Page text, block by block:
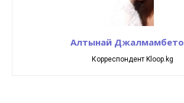
Алтынай
Корреспондент Kloop.kg